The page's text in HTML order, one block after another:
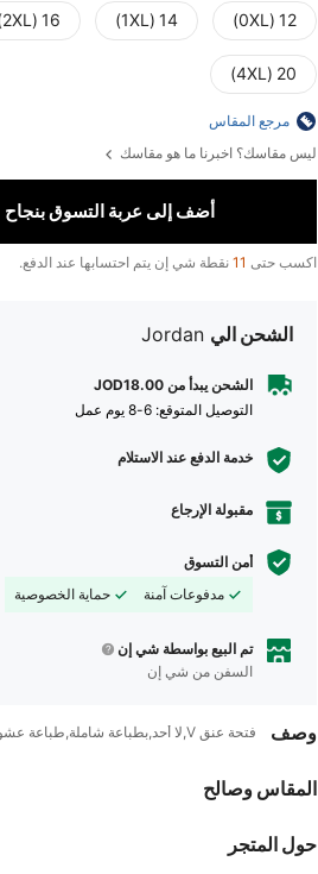
12 (0XL)
14 (1XL)
16 (2XL)
20 (4XL)
مرجع المقاس
ليس مقاسك؟ اخبرنا ما هو مقاسك
أضف إلى عربة التسوق بنجاح
اكسب حتى 11 نقطة شي إن يتم احتسابها عند الدفع.
الشحن الي Jordan
الشحن يبدأ من JOD18.00
التوصيل المتوقع: 6-8 يوم عمل
خدمة الدفع عند الاستلام
مقبولة الإرجاع
أمن التسوق
مدفوعات آمنة
حماية الخصوصية
تم البيع بواسطة شي إن
السفن من شي إن
وصف فتحة عنق V,لا أحد,بطباعة شاملة,طباعة عشوائية
المقاس وصالح
حول المتجر